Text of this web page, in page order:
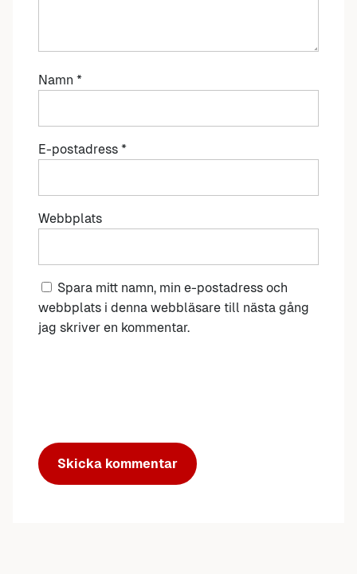
Namn *
E-postadress *
Webbplats
Spara mitt namn, min e-postadress och
webbplats i denna webbläsare till nästa gång
jag skriver en kommentar.